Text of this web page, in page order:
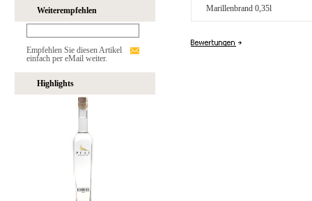
Weiterempfehlen
Empfehlen Sie diesen Artikel
einfach per eMail weiter.
Highlights
Marillenbrand 0,35l